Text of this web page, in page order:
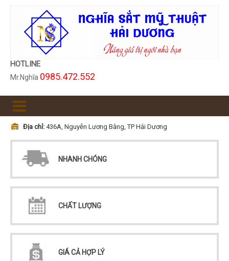
HOTLINE
Mr.Nghĩa 0985.472.552
Địa chỉ: 436A, Nguyễn Lương Bằng, TP Hải Dương
NHANH CHÓNG
CHẤT LƯỢNG
GIÁ CẢ HỢP LÝ